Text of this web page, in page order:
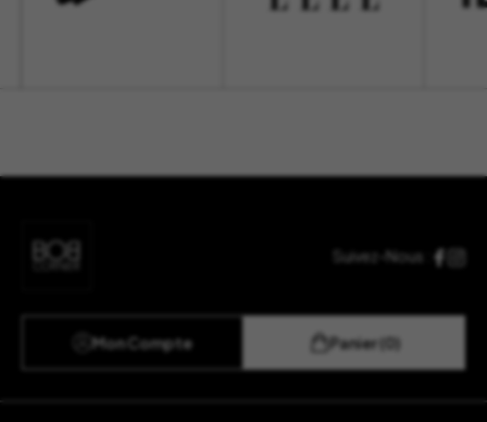
Suivez-Nous :
Mon Compte Panier (0)